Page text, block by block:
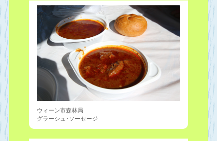
ウィーン市森林局
グラーシュ･ソーセージ